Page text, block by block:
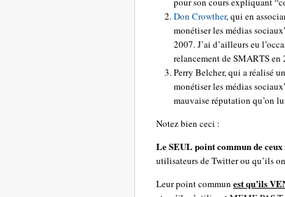
Don Crowther, qui en
monétiser les médias
2007. J’ai d’ailleurs eu
relancement de SMARTS
Perry Belcher, qui a réalisé
monétiser les médias
mauvaise réputation qu’on
Notez bien ceci :
Le SEUL point commun de
utilisateurs de Twitter ou qu’ils
Leur point commun est qu’ils